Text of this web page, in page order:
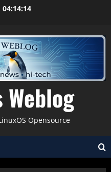
04:14:14
Weblog
Opensource